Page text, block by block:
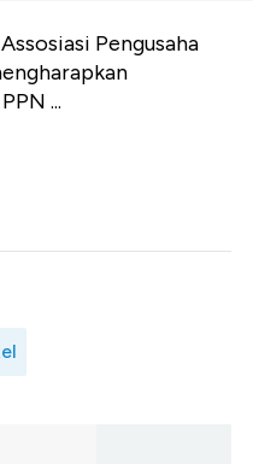
Assosiasi Pengusaha
...